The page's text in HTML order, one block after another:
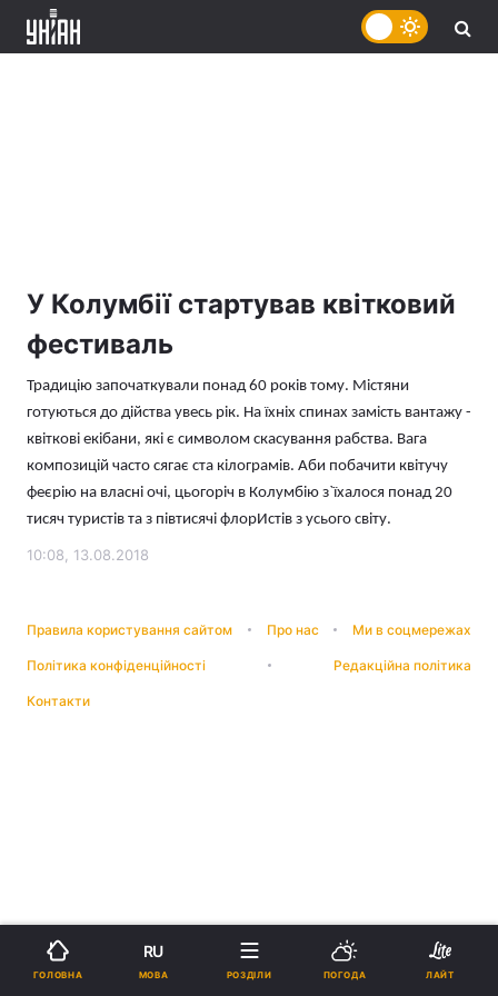
У Колумбії стартував квітковий
фестиваль
Традицію започаткували понад 60 років тому. Містяни
готуються до дійства увесь рік. На їхніх спинах замість вантажу -
квіткові екібани, які є символом скасування рабства. Вага
композицій часто сягає ста кілограмів. Аби побачити квітучу
феєрію на власні очі, цьогоріч в Колумбію з`їхалося понад 20
тисяч туристів та з півтисячі флорИстів з усього світу.
10:08, 13.08.2018
Правила користування сайтом Про нас Ми в соцмережах
Політика конфіденційності Редакційна політика
Контакти
ГОЛОВНА
RU
МОВА РОЗДІЛИ ПОГОДА ЛАЙТ